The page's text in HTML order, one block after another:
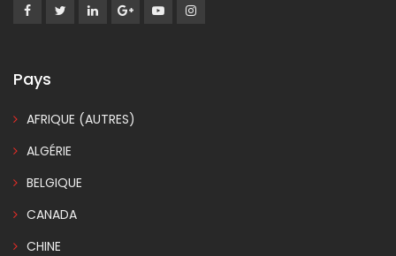
Pays
AFRIQUE (AUTRES)
ALGÉRIE
BELGIQUE
CANADA
CHINE